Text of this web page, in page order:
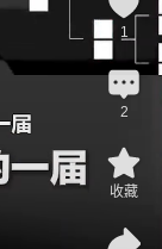
1
2
收藏